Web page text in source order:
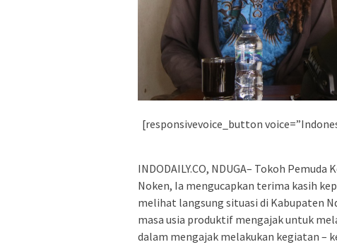
[responsivevoice_button
INDODAILY.CO, NDUGA– Tokoh
Noken, Ia mengucapkan terima kasih
melihat langsung situasi di Kabupaten
masa usia produktif mengajak untuk
dalam mengajak melakukan kegiatan –